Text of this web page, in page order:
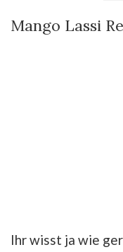
Mango Lassi
Ihr wisst ja wie